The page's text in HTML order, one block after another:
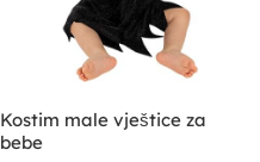
Kostim male vještice za
bebe